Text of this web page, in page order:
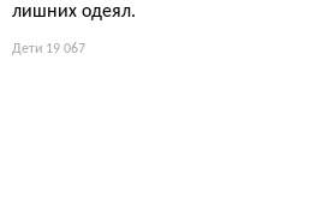
лишних одеял.
Дети 19 067